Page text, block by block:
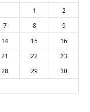
1
2
7 8
9
14 15
16
21 22
23
28 29
30